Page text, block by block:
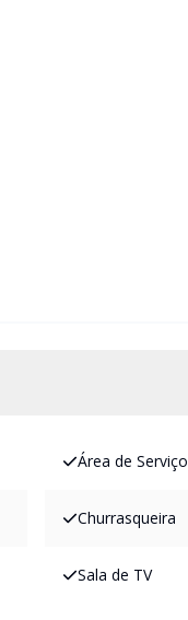
Área de Serviço
Churrasqueira
Sala de TV